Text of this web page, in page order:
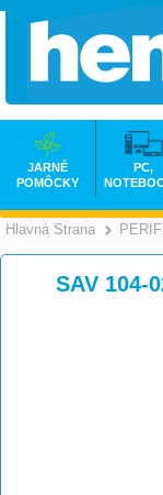
Hlavná Strana
SAV 104-
JARNÉ
POMÔCKY
PC,